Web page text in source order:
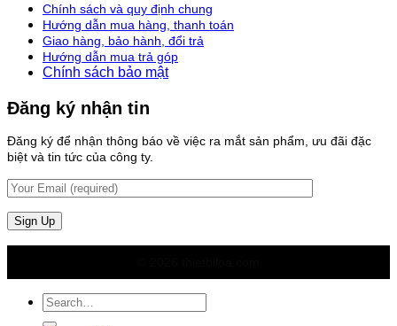
Chính sách và quy định chung
Hướng dẫn mua hàng, thanh toán
Giao hàng, bảo hành, đổi trả
Hướng dẫn mua trả góp
Chính sách bảo mật
Đăng ký nhận tin
Đăng ký để nhận thông báo về việc ra mắt sản phẩm, ưu đãi đặc
biệt và tin tức của công ty.
Search
for: